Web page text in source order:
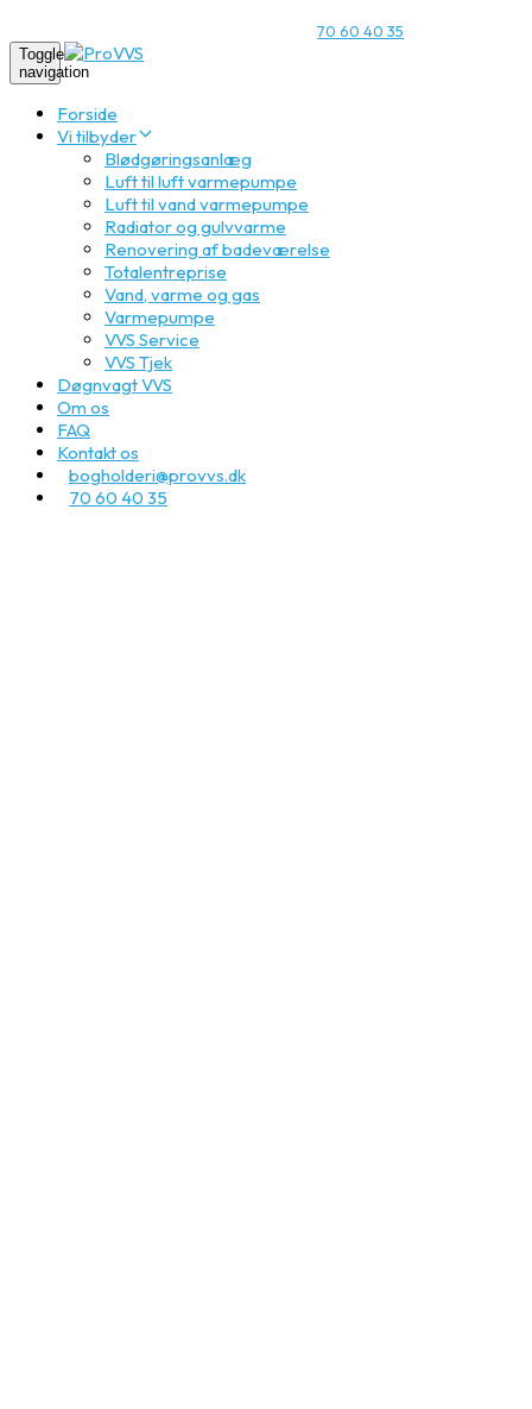
70 60 40 35
Toggle
navigation
Forside
Vi tilbyder
Blødgøringsanlæg
Luft til luft varmepumpe
Luft til vand varmepumpe
Radiator og gulvvarme
Renovering af badeværelse
Totalentreprise
Vand, varme og gas
Varmepumpe
VVS Service
VVS Tjek
Døgnvagt VVS
Om os
FAQ
Kontakt os
bogholderi@provvs.dk
70 60 40 35